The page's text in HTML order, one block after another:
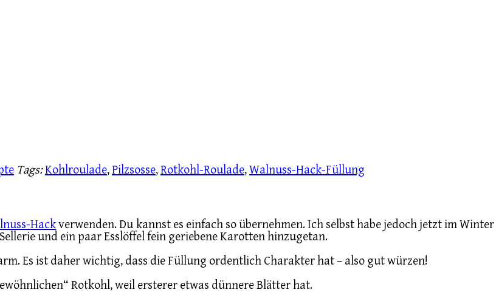
Tags:Kohlroulade,Pilzsosse,Rotkohl-Roulade,Walnuss-Hack-Füllung
Hackverwenden. Du kannst es einfach so übernehmen. Ich selbst habe jedoch jetzt im Winter
und ein paar Esslöffel fein geriebene Karotten hinzugetan.
Es ist daher wichtig, dass die Füllung ordentlich Charakter hat – also gut würzen!
Rotkohl, weil ersterer etwas dünnere Blätter hat.